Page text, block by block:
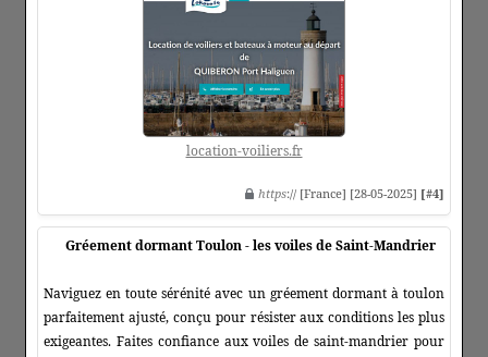
location-voiliers.fr
https:// [France] [28-05-2025] [#4]
Gréement dormant Toulon - les voiles de Saint-Mandrier
Naviguez en toute sérénité avec un gréement dormant à toulon
parfaitement ajusté, conçu pour résister aux conditions les plus
exigeantes. Faites confiance aux voiles de saint-mandrier pour